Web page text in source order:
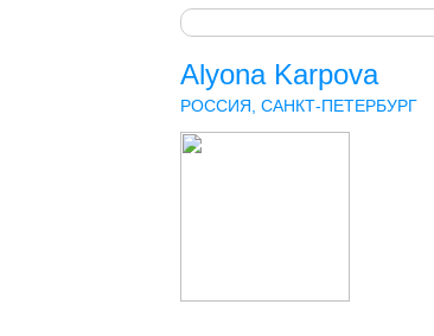
Alyona Karpova
РОССИЯ, САНКТ-ПЕТЕРБУРГ